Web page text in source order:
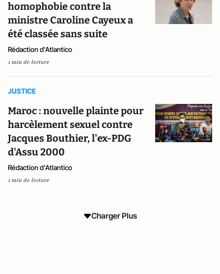
homophobie contre la
ministre Caroline Cayeux a
été classée sans suite
Rédaction d'Atlantico
1 min de lecture
JUSTICE
Maroc : nouvelle plainte pour
harcèlement sexuel contre
Jacques Bouthier, l'ex-PDG
d'Assu 2000
Rédaction d'Atlantico
1 min de lecture
Charger Plus